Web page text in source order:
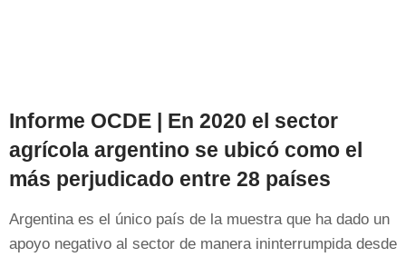
Informe OCDE | En 2020 el sector
agrícola argentino se ubicó como el
más perjudicado entre 28 países
Argentina es el único país de la muestra que ha dado un
apoyo negativo al sector de manera ininterrumpida desde